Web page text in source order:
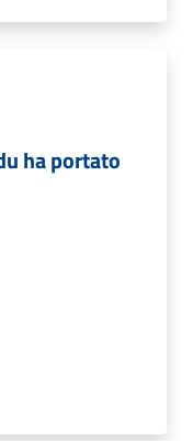
ha portato